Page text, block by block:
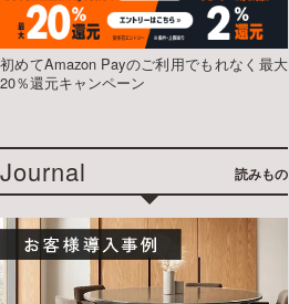
初めてAmazon Payのご利用でもれなく最大
20％還元キャンペーン
Journal 読みもの